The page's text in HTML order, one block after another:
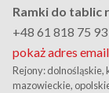
Ramki do tablic
+48 61 818 75 93
pokaż adres email
Rejony: dolnośląskie,
mazowieckie,